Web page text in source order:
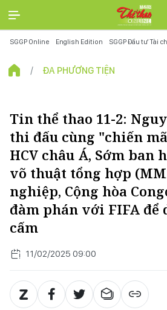
SGGP Online English Edition SGGP Đầu tư Tài
ĐA PHƯƠNG TIỆN
Tin thể thao 11-2:
thi đấu cùng "chiến
HCV châu Á, Sớm ban
võ thuật tổng hợp
nghiệp, Cộng hòa
đàm phán với FIFA để
cấm
11/02/2025 09:00